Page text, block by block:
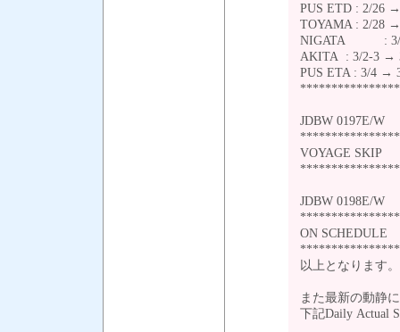
PUS ETD : 2/26
TOYAMA : 2/28
NIGATA : 3/1
AKITA : 3/2-3 →
PUS ETA : 3/4 →
JDBW 0197E/W
VOYAGE SKIP
JDBW 0198E/W
ON SCHEDULE
以上となります。
また最新の動静
下記Daily Actual